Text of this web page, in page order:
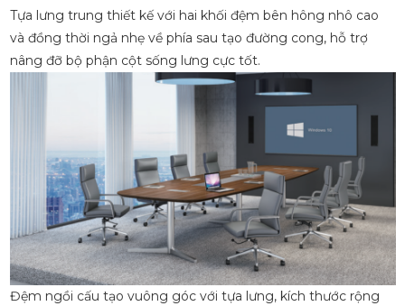
Tựa lưng trung thiết kế với hai khối đệm bên hông nhô cao
và đồng thời ngả nhẹ về phía sau tạo đường cong, hỗ trợ
nâng đỡ bộ phận cột sống lưng cực tốt.
Đệm ngồi cấu tạo vuông góc với tựa lưng, kích thước rộng